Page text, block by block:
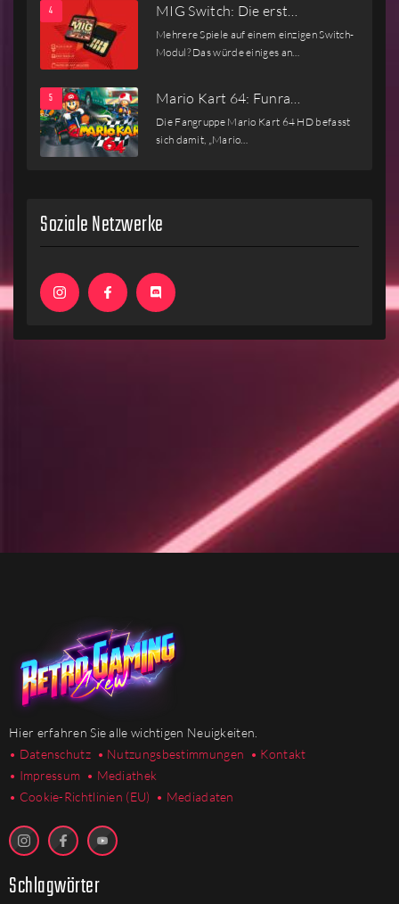
MIG Switch: Die erst…
Mehrere Spiele auf einem einzigen Switch-
Modul? Das würde einiges an…
Mario Kart 64: Funra…
Die Fangruppe Mario Kart 64 HD befasst
sich damit, „Mario…
Soziale Netzwerke
Hier erfahren Sie alle wichtigen Neuigkeiten.
• Datenschutz • Nutzungsbestimmungen • Kontakt
• Impressum • Mediathek
• Cookie-Richtlinien (EU) • Mediadaten
Schlagwörter